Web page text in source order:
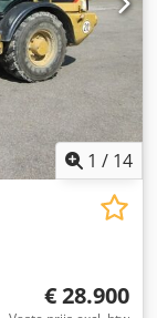
1 / 14
€ 28.900